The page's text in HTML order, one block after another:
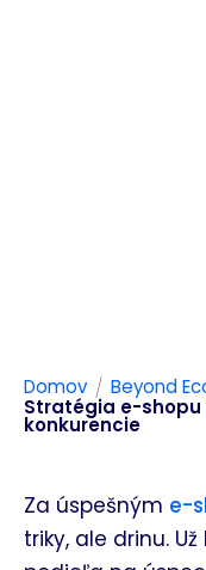
Domov / Beyond
Stratégia e-shopu
konkurencie
Za úspešným e-
triky, ale drinu.